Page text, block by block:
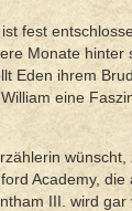
fest
Monate hinter
Eden ihrem
eine
wünscht,
Academy, die
III. wird gar